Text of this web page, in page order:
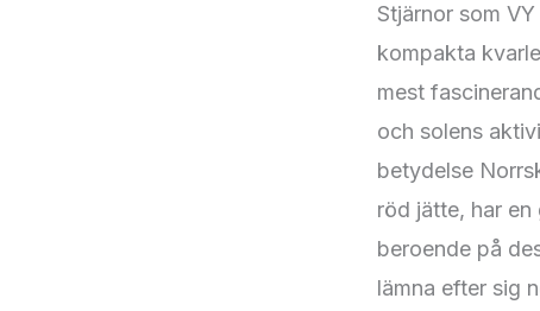
Stjärnor som
kompakta
mest
och solens
betydelse
röd jätte, har
beroende på
lämna efter sig